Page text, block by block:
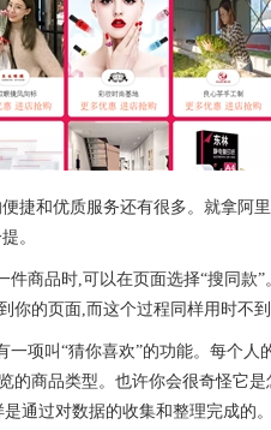
捷和优质服务还有很多。就拿阿
。
件商品时,可以在页面选择“搜同款
你的页面,而这个过程同样用时不到
一项叫“猜你喜欢”的功能。每个
的商品类型。也许你会很奇怪它
通过对数据的收集和整理完成的。